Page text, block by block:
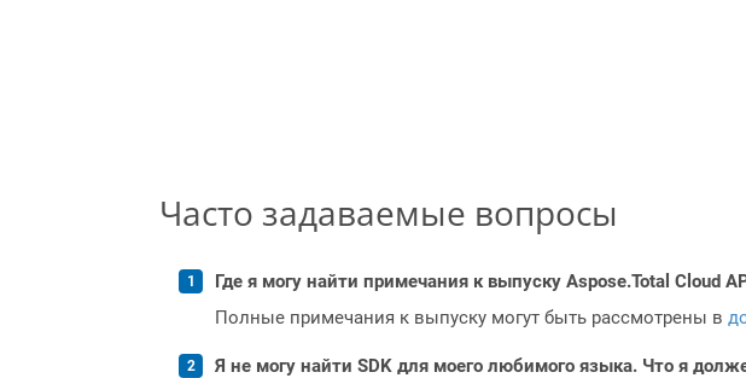
Часто задаваемые вопросы
Где я могу найти примечания к выпуску Aspose.Total Cloud
Полные примечания к выпуску могут быть рассмотрены в
Я не могу найти SDK для моего любимого языка. Что я